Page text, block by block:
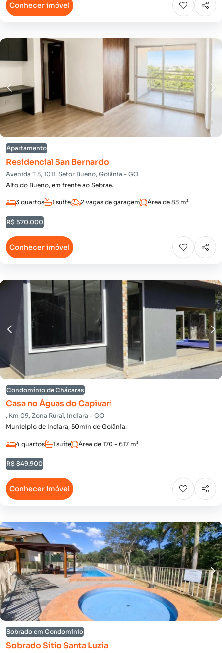
Conhecer imóvel
Apartamento
Residencial San Bernardo
Avenida T 3, 1011, Setor Bueno, Goiânia - GO
Alto do Bueno, em frente ao Sebrae.
3 quartos 1 suíte 2 vagas de garagem Área de 83 m²
R$ 570.000
Conhecer imóvel
Condomínio de Chácaras
Casa no Águas do Capivari
, Km 09, Zona Rural, Indiara - GO
Município de Indiara, 50min de Goiânia.
4 quartos 1 suíte Área de 170 - 617 m²
R$ 849.900
Conhecer imóvel
Sobrado em Condomínio
Sobrado Sitio Santa Luzia